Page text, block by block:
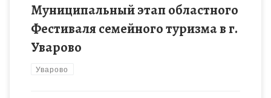
Муниципальный этап областного
Фестиваля семейного туризма в г.
Уварово
Уварово